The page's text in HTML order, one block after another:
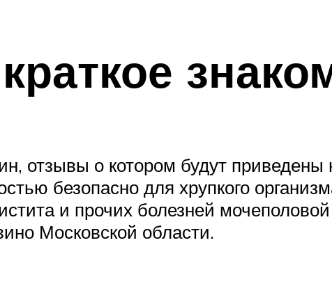
отзывы о котором будут
безопасно для хрупкого
и прочих болезней
Московской области.